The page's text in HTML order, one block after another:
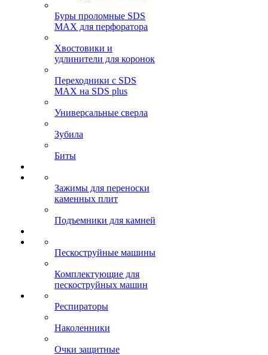
Буры проломные SDS
MAX для перфоратора
Хвостовики и
удлинители для коронок
Переходники с SDS
MAX на SDS plus
Универсальные сверла
Зубила
Биты
Зажимы для переноски
каменных плит
Подъемники для камней
Пескоструйные машины
Комплектующие для
пескоструйных машин
Респираторы
Наколенники
Очки защитные